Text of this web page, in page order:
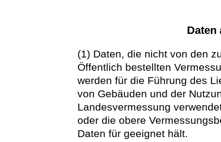
Daten
(1) Daten, die nicht von den
Öffentlich bestellten
werden für die Führung des
von Gebäuden und der
Landesvermessung
oder die obere
Daten für geeignet hält.